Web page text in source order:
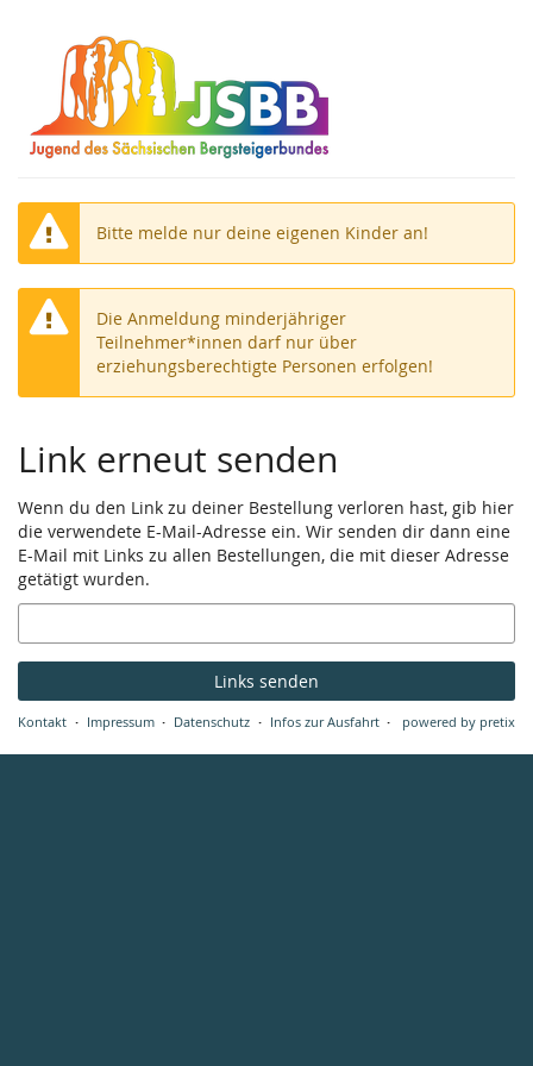
Haupt-
springen
Bitte melde nur deine eigenen Kinder an!
Die Anmeldung minderjähriger
Teilnehmer*innen darf nur über
erziehungsberechtigte Personen erfolgen!
Link erneut senden
Wenn du den Link zu deiner Bestellung verloren hast, gib hier
die verwendete E-Mail-Adresse ein. Wir senden dir dann eine
E-Mail mit Links zu allen Bestellungen, die mit dieser Adresse
getätigt wurden.
E-
Mail
Links senden
Kontakt Impressum Datenschutz Infos zur Ausfahrt powered by pretix